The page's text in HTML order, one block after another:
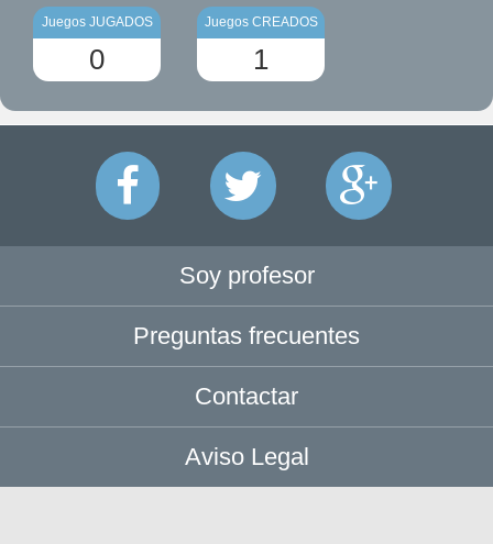
Juegos JUGADOS
0
Juegos CREADOS
1
Soy profesor
Preguntas frecuentes
Contactar
Aviso Legal